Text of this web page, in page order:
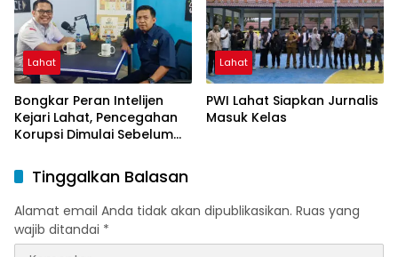
Lahat
Bongkar Peran Intelijen
Kejari Lahat, Pencegahan
Korupsi Dimulai Sebelum
Lahat
PWI Lahat Siapkan Jurnalis
Masuk Kelas
Tinggalkan Balasan
Alamat email Anda tidak akan dipublikasikan. Ruas yang
wajib ditandai *